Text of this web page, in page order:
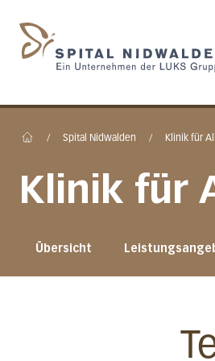
/ Spital Nidwalden / Klinik für
Klinik für
Übersicht